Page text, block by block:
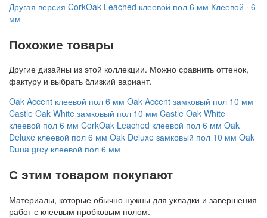
Другая версия CorkOak Leached клеевой пол 6 мм Клеевой · 6
мм
Похожие товары
Другие дизайны из этой коллекции. Можно сравнить оттенок,
фактуру и выбрать близкий вариант.
Oak Accent клеевой пол 6 мм Oak Accent замковый пол 10 мм
Castle Oak White замковый пол 10 мм Castle Oak White
клеевой пол 6 мм CorkOak Leached клеевой пол 6 мм Oak
Deluxe клеевой пол 6 мм Oak Deluxe замковый пол 10 мм Oak
Duna grey клеевой пол 6 мм
С этим товаром покупают
Материалы, которые обычно нужны для укладки и завершения
работ с клеевым пробковым полом.